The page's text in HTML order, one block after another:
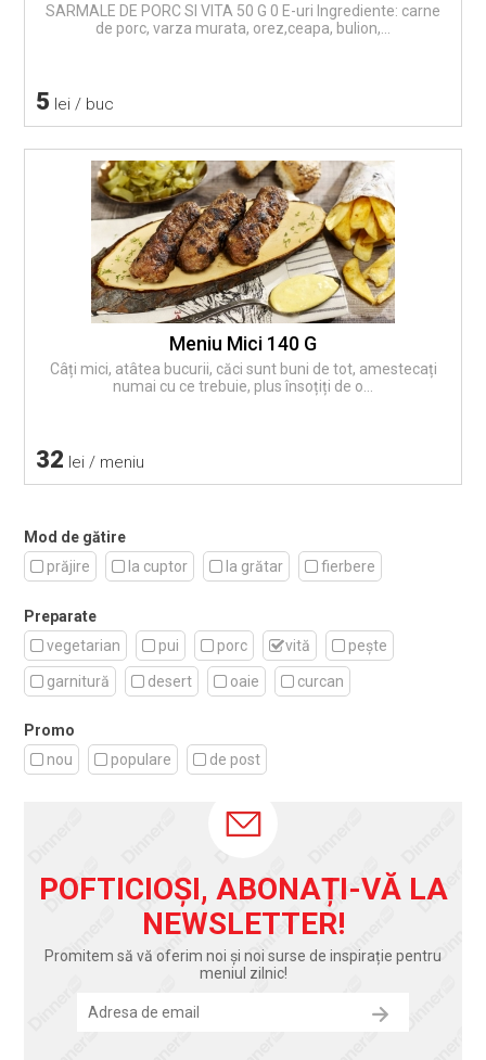
SARMALE DE PORC SI VITA 50 G 0 E-uri Ingrediente: carne
de porc, varza murata, orez,ceapa, bulion,...
5 lei / buc
Meniu Mici 140 G
Câți mici, atâtea bucurii, căci sunt buni de tot, amestecați
numai cu ce trebuie, plus însoțiți de o...
32 lei / meniu
Mod de gătire
prăjire
la cuptor la grătar fierbere
Preparate
vegetarian
pui porc vită pește
garnitură desert oaie curcan
Promo
nou
populare de post
POFTICIOȘI, ABONAȚI-VĂ LA
NEWSLETTER!
Promitem să vă oferim noi și noi surse de inspirație pentru
meniul zilnic!